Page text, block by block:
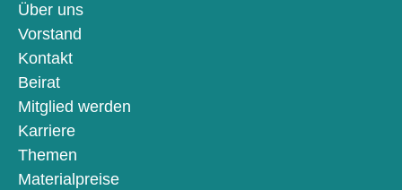
Über uns
Vorstand
Kontakt
Beirat
Mitglied werden
Karriere
Themen
Materialpreise